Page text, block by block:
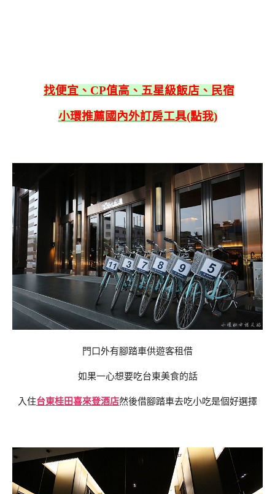
找便宜、CP值高、五星級飯店、民宿
小環推薦國內外訂房工具(點我)
門口外有腳踏車供遊客租借
如果一心想要吃台東美食的話
入住台東桂田喜來登酒店然後借腳踏車去吃小吃是個好選擇